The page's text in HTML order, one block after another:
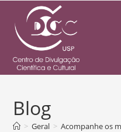
Blog
> Geral > Acompanhe os